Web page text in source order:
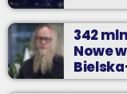
342
Nowe